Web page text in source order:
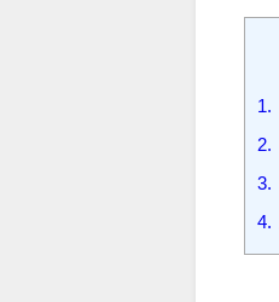
1.
2.
3.
4.